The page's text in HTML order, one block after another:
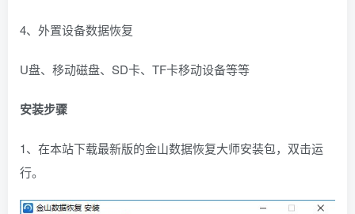
4、外置设备数据恢复
U盘、移动磁盘、SD卡、TF卡移动设备等等
安装步骤
1、在本站下载最新版的金山数据恢复大师安装包，双击运
行。